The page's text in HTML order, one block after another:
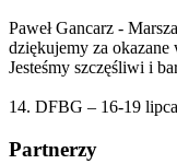
Paweł Gancarz -
dziękujemy za
Jesteśmy szczęśliwi i
14. DFBG – 16-19
Partnerzy